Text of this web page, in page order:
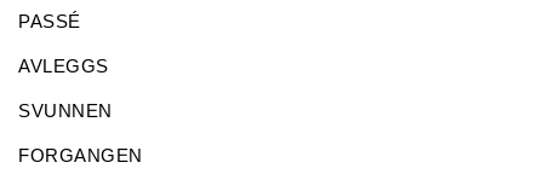
PASSÉ
AVLEGGS
SVUNNEN
FORGANGEN